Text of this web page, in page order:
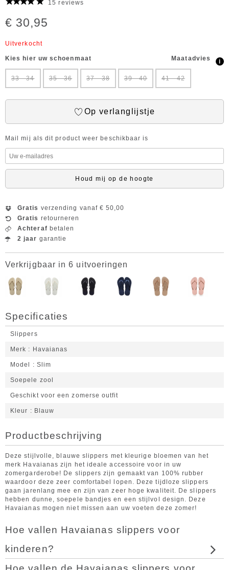
15 reviews
€ 30,95
Uitverkocht
Kies hier uw schoenmaat Maatadvies i
33 - 34 35 - 36 37 - 38 39 - 40 41 - 42
Op verlanglijstje
Mail mij als dit product weer beschikbaar is
Houd mij op de hoogte
Gratis verzending vanaf € 50,00
Gratis retourneren
Achteraf betalen
2 jaar garantie
Verkrijgbaar in 6 uitvoeringen
Specificaties
Slippers
Merk Havaianas
Model Slim
Soepele zool
Geschikt voor een zomerse outfit
Kleur Blauw
Productbeschrijving
Deze stijlvolle, blauwe slippers met kleurige bloemen van het
merk Havaianas zijn het ideale accessoire voor in uw
zomergarderobe! De slippers zijn gemaakt van 100% rubber
waardoor deze zeer comfortabel lopen. Deze tijdloze slippers
gaan jarenlang mee en zijn van zeer hoge kwaliteit. De slippers
hebben dunne, soepele bandjes en een stijlvol design. Deze
Havaianas mogen niet missen aan uw voeten deze zomer!
Hoe vallen Havaianas slippers voor
kinderen?